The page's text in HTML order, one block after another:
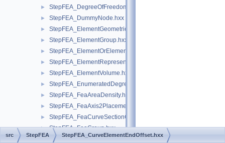
► StepFEA_DegreeOfFreedomMember.hxx
► StepFEA_DummyNode.hxx
► StepFEA_ElementGeometricRelationship.hxx
► StepFEA_ElementGroup.hxx
► StepFEA_ElementOrElementGroup.hxx
► StepFEA_ElementRepresentation.hxx
► StepFEA_ElementVolume.hxx
► StepFEA_EnumeratedDegreeOfFreedom.hxx
► StepFEA_FeaAreaDensity.hxx
► StepFEA_FeaAxis2Placement3d.hxx
► StepFEA_FeaCurveSectionGeometricRelationship.hxx
► StepFEA_FeaGroup.hxx
► StepFEA_FeaLinearElasticity.hxx
src StepFEA StepFEA_CurveElementEndOffset.hxx